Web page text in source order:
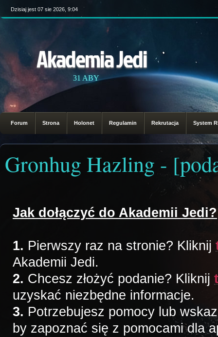
Dzisiaj jest 07 sie 2026, 9:04
Akademia Jedi
31 ABY
Forum Strona Holonet Regulamin Rekrutacja System
Gronhug Hazling -
Jak dołączyć do Akademii Jedi?
1. Pierwszy raz na stronie? Kliknij
Akademii Jedi.
2. Chcesz złożyć podanie? Kliknij
uzyskać niezbędne informacje.
3. Potrzebujesz pomocy lub
by zapoznać się z pomocami dla